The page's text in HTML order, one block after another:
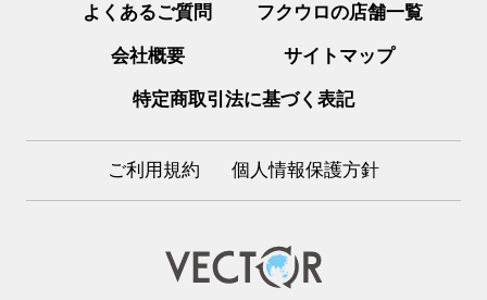
よくあるご質問 フクウロの店舗一覧
会社概要 サイトマップ
特定商取引法に基づく表記
ご利用規約 個人情報保護方針